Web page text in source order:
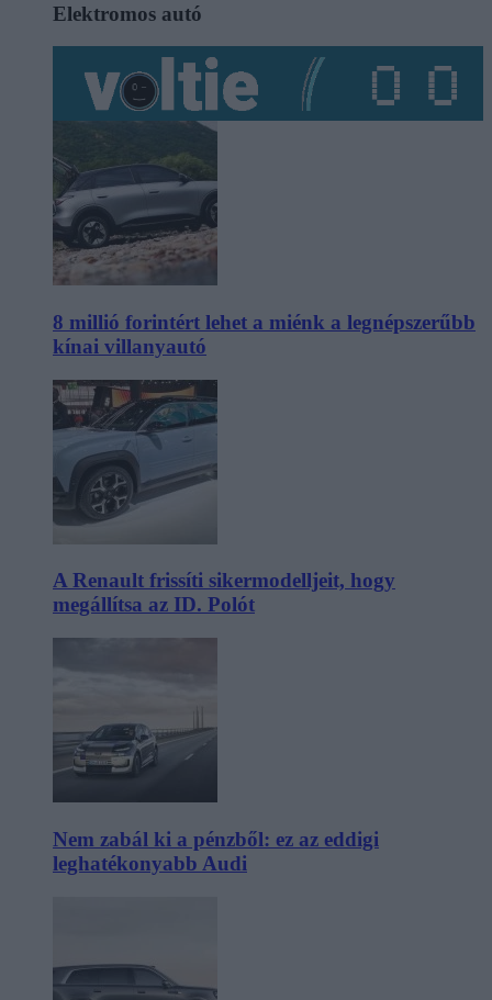
Elektromos autó
8 millió forintért lehet a miénk a legnépszerűbb
kínai villanyautó
A Renault frissíti sikermodelljeit, hogy
megállítsa az ID. Polót
Nem zabál ki a pénzből: ez az eddigi
leghatékonyabb Audi